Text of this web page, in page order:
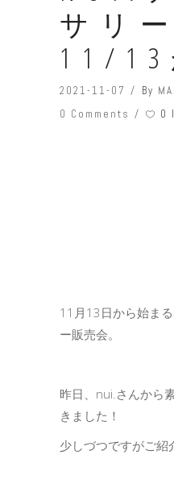
サリ
11/13
2021-11-07 By
0 Comments
0
11月13日から始ま
ー販売会。
昨日、nui.さんから
きました！
少しづつですがご紹